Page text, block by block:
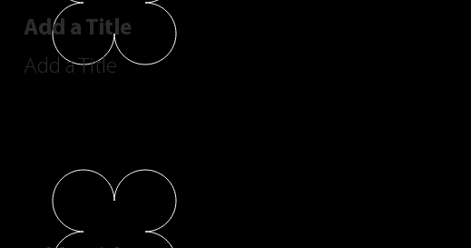
Add a Title
Add a Title